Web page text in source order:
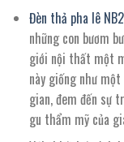
Đèn thả pha lê
những con bươm
giới nội thất một
này giống như
gian, đem đến sự
gu thẩm mỹ của